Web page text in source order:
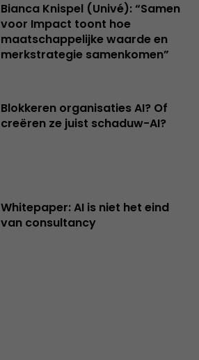
Bianca Knispel (Univé): “Samen
voor Impact toont hoe
maatschappelijke waarde en
merkstrategie samenkomen”
Blokkeren organisaties AI? Of
creëren ze juist schaduw-AI?
Whitepaper: AI is niet het eind
van consultancy